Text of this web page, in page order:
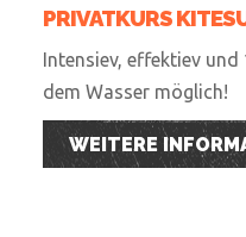
PRIVATKURS
Intensiev, effektiev
dem Wasser möglich!
WEITERE